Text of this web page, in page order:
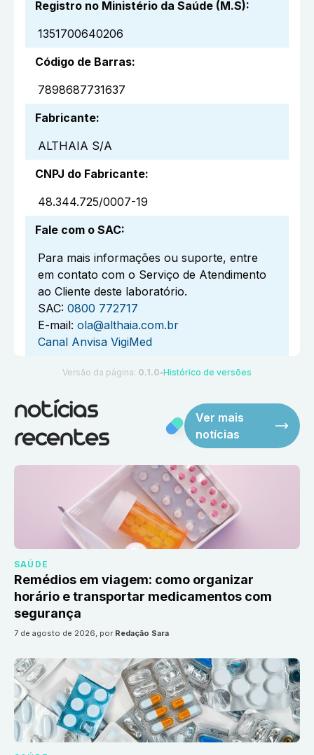
Registro no Ministério da Saúde (M.S):
1351700640206
Código de Barras:
7898687731637
Fabricante:
ALTHAIA S/A
CNPJ do Fabricante:
48.344.725/0007-19
Fale com o SAC:
Para mais informações ou suporte, entre
em contato com o Serviço de Atendimento
ao Cliente deste laboratório.
SAC: 0800 772717
E-mail: ola@althaia.com.br
Canal Anvisa VigiMed
Versão da página: 0.1.0 ●Histórico de versões
notícias
recentes
Ver mais
notícias
SAÚDE
Remédios em viagem: como organizar
horário e transportar medicamentos com
segurança
7 de agosto de 2026, por Redação Sara